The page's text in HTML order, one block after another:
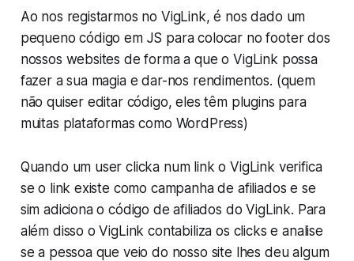
Ao nos registarmos no VigLink, é nos dado um
pequeno código em JS para colocar no footer dos
nossos websites de forma a que o VigLink possa
fazer a sua magia e dar-nos rendimentos. (quem
não quiser editar código, eles têm plugins para
muitas plataformas como WordPress)
Quando um user clicka num link o VigLink verifica
se o link existe como campanha de afiliados e se
sim adiciona o código de afiliados do VigLink. Para
além disso o VigLink contabiliza os clicks e analise
se a pessoa que veio do nosso site lhes deu algum